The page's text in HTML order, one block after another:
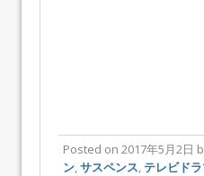
Posted on 2017年5月2日
ン サスペンス テレビド